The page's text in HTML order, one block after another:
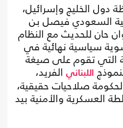
دول الخليج وإسرائيل،
السعودي فيصل بن
حان للحديث مع النظام
سياسية نهائية في
التي تقوم على صيغة
اللبناني الفريد،
صلاحيات حقيقية،
العسكرية والأمنية بيد